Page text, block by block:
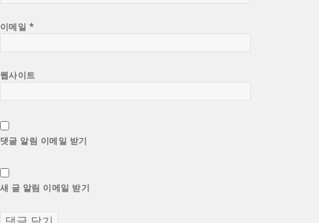
이메일 *
웹사이트
댓글 알림 이메일 받기
새 글 알림 이메일 받기